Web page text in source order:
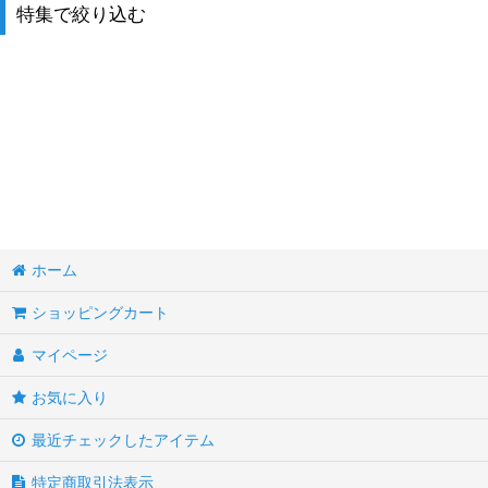
並び順:
特集で絞り込む
プラチナ
メタル・コッパー
ドラゴン
レッド
ホーム
ショッピングカート
マイページ
お気に入り
最近チェックしたアイテム
特定商取引法表示